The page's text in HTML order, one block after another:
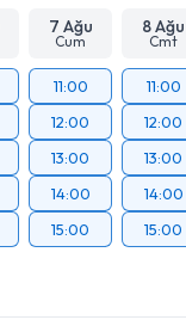
7 Ağu
Cum
8 Ağu
Cmt
11:00
12:00
13:00
14:00
15:00
11:00
12:00
13:00
14:00
15:00